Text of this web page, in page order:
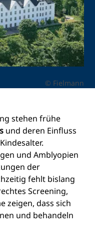
© Fielmann
stehen frühe
und deren Einfluss
und Amblyopien
der
fehlt bislang
Screening,
zeigen, dass sich
und behandeln